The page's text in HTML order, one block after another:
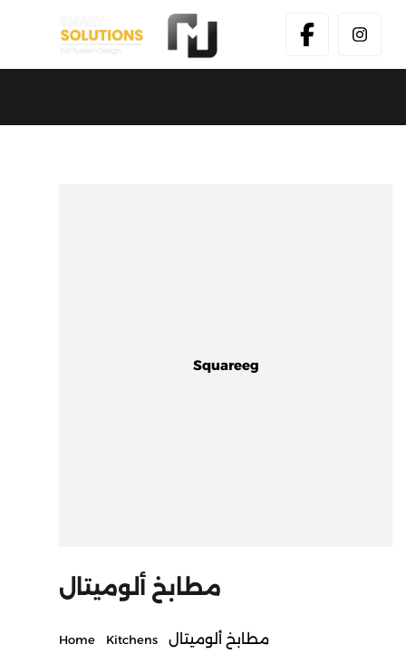
مطابخ ألوميتال
Home Kitchens مطابخ ألوميتال